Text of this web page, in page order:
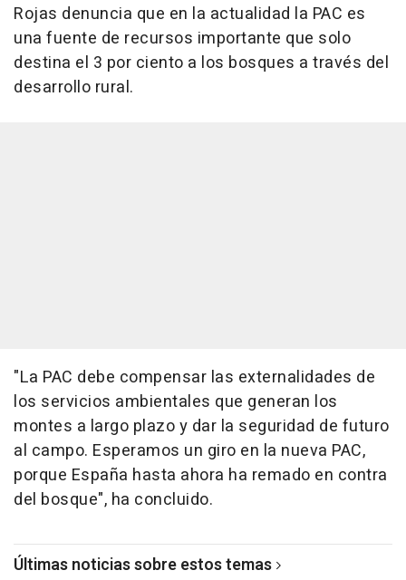
Rojas denuncia que en la actualidad la PAC es
una fuente de recursos importante que solo
destina el 3 por ciento a los bosques a través del
desarrollo rural.
"La PAC debe compensar las externalidades de
los servicios ambientales que generan los
montes a largo plazo y dar la seguridad de futuro
al campo. Esperamos un giro en la nueva PAC,
porque España hasta ahora ha remado en contra
del bosque", ha concluido.
Últimas noticias sobre estos temas